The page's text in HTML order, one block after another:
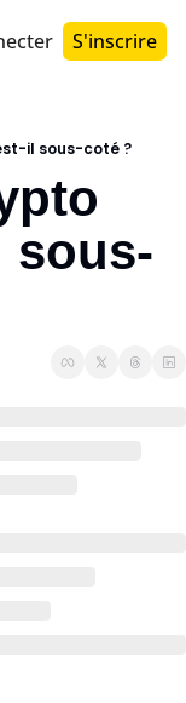
S'inscrire
il sous-coté ?
sous-